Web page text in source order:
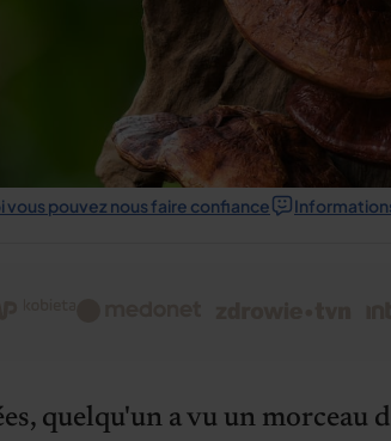
vous pouvez nous faire confiance
quelqu'un a vu un morceau